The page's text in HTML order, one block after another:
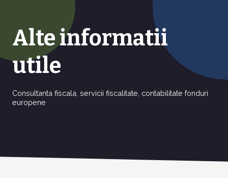
Alte informatii
utile
Consultanta fiscala, servicii fiscalitate, contabilitate fonduri
europene